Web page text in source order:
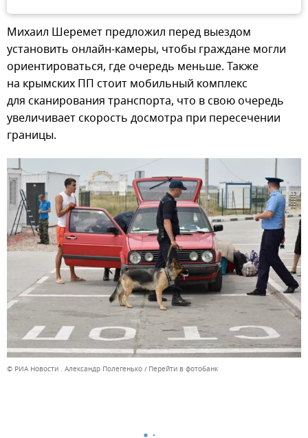
Михаил Шеремет предложил перед выездом
установить онлайн-камеры, чтобы граждане могли
ориентироваться, где очередь меньше. Также
на крымских ПП стоит мобильный комплекс
для сканирования транспорта, что в свою очередь
увеличивает скорость досмотра при пересечении
границы.
© РИА Новости . Александр Полегенько Перейти в фотобанк